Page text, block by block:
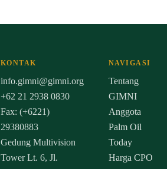
KONTAK
info.gimni@gimni.org
+62 21 2938 0830
Fax: (+6221)
29380883
Gedung Multivision
Tower Lt. 6, Jl.
NAVIGASI
Tentang
GIMNI
Anggota
Palm Oil
Today
Harga CPO